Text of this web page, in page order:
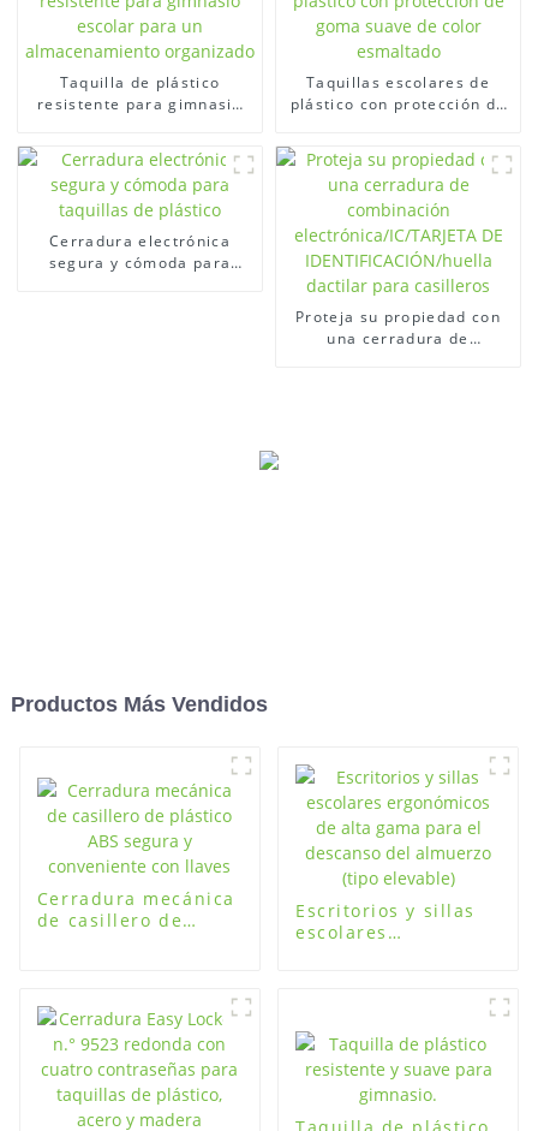
Taquilla de plástico
resistente para gimnasio
organizado
Taquillas escolares de
plástico con protección de
Cerradura electrónica
segura y cómoda para
Proteja su propiedad con
una cerradura de
Productos Más Vendidos
Cerradura mecánica
de casillero de
Escritorios y sillas
escolares
elevable)